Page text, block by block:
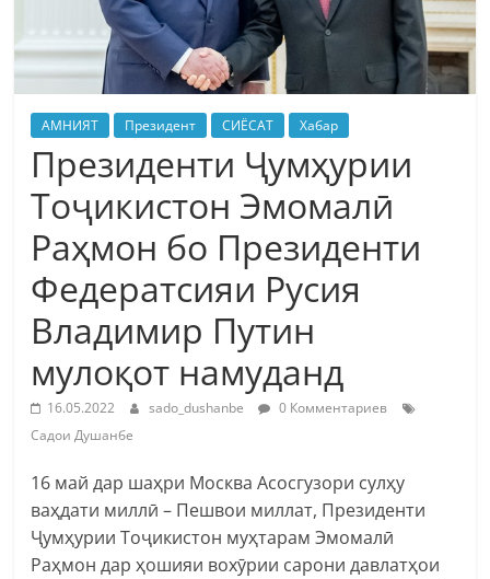
АМНИЯТ Президент СИЁСАТ Хабар
Президенти Ҷумҳурии
Тоҷикистон Эмомалӣ
Раҳмон бо Президенти
Федератсияи Русия
Владимир Путин
мулоқот намуданд
16.05.2022 sado_dushanbe
0 Комментариев
Садои Душанбе
16 май дар шаҳри Москва Асосгузори сулҳу
ваҳдати миллӣ – Пешвои миллат, Президенти
Ҷумҳурии Тоҷикистон муҳтарам Эмомалӣ
Раҳмон дар ҳошияи вохӯрии сарони давлатҳои